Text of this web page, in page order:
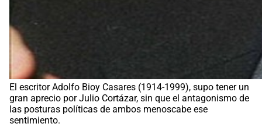
El escritor Adolfo Bioy Casares (1914-1999), supo tener un
gran aprecio por Julio Cortázar, sin que el antagonismo de
las posturas políticas de ambos menoscabe ese
sentimiento.